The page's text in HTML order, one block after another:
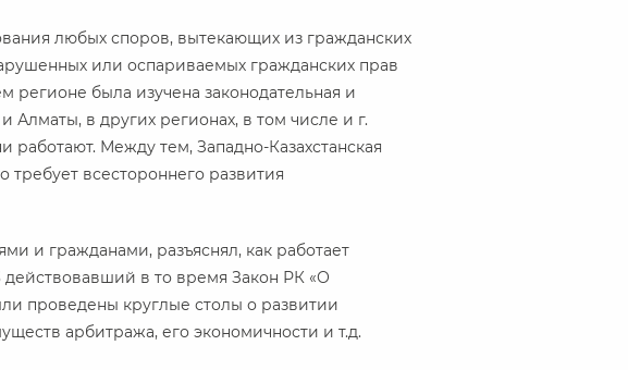
любых споров, вытекающих из гражданских
или оспариваемых гражданских прав
была изучена законодательная и
Алматы, в других регионах, в том числе и г.
работают. Между тем, Западно-Казахстанская
всестороннего развития
и гражданами, разъяснял, как работает
в то время Закон РК «О
проведены круглые столы о развитии
арбитража, его экономичности и т.д.